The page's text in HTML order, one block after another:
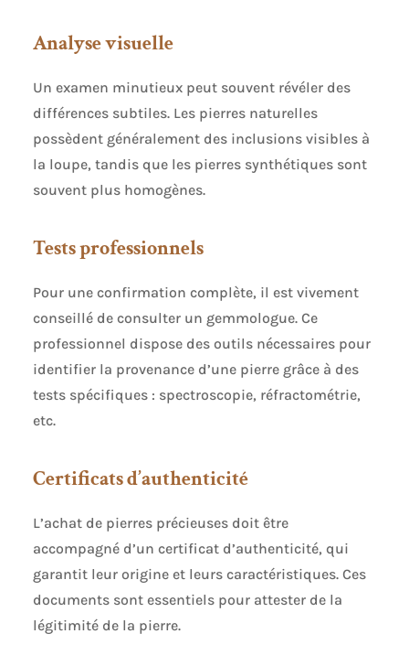
Analyse visuelle
Un examen minutieux peut souvent révéler des
différences subtiles. Les pierres naturelles
possèdent généralement des inclusions visibles à
la loupe, tandis que les pierres synthétiques sont
souvent plus homogènes.
Tests professionnels
Pour une confirmation complète, il est vivement
conseillé de consulter un gemmologue. Ce
professionnel dispose des outils nécessaires pour
identifier la provenance d’une pierre grâce à des
tests spécifiques : spectroscopie, réfractométrie,
etc.
Certificats d’authenticité
L’achat de pierres précieuses doit être
accompagné d’un certificat d’authenticité, qui
garantit leur origine et leurs caractéristiques. Ces
documents sont essentiels pour attester de la
légitimité de la pierre.